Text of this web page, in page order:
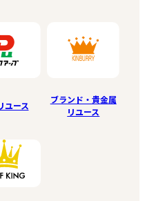
ユース
ブランド・貴金属
リユース